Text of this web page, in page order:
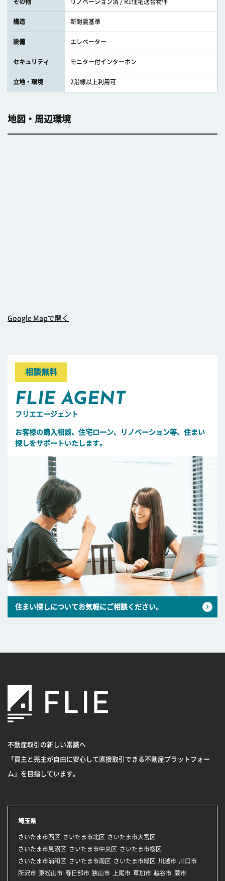
その他 リノベーション済 / R1住宅適合物件
構造 新耐震基準
設備 エレベーター
セキュリティ モニター付インターホン
立地・環境 2沿線以上利用可
地図・周辺環境
Google Mapで開く
相談無料
FLIE AGENT
フリエエージェント
お客様の購入相談、住宅ローン、リノベーション等、住まい
探しをサポートいたします。
住まい探しについてお気軽にご相談ください。
不動産取引の新しい常識へ
「買主と売主が自由に安心して直接取引できる不動産プラットフォー
ム」を目指しています。
埼玉県
さいたま市西区 さいたま市北区
さいたま市大宮区
さいたま市見沼区
さいたま市中央区
さいたま市桜区
さいたま市浦和区
さいたま市南区 さいたま市緑区 川越市 川口市
所沢市 東松山市 春日部市 狭山市 上尾市 草加市 越谷市 蕨市